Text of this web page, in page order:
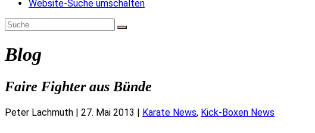
Website-Suche umschalten
Blog
Faire Fighter aus Bünde
Peter Lachmuth | 27. Mai 2013 | Karate News, Kick-Boxen News